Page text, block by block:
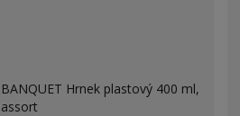
BANQUET Hrnek plastový 400 ml,
assort